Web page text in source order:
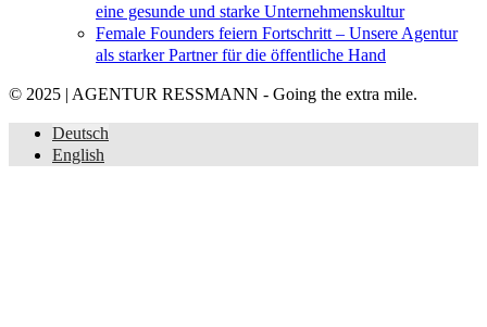
eine gesunde und starke Unternehmenskultur
Female Founders feiern Fortschritt – Unsere Agentur
als starker Partner für die öffentliche Hand
© 2025 | AGENTUR RESSMANN - Going the extra mile.
Deutsch
English